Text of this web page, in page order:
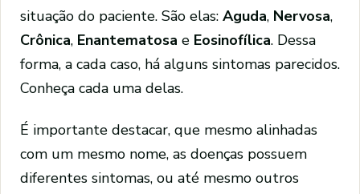
situação do paciente. São elas: Aguda, Nervosa,
Crônica, Enantematosa e Eosinofílica. Dessa
forma, a cada caso, há alguns sintomas parecidos.
Conheça cada uma delas.
É importante destacar, que mesmo alinhadas
com um mesmo nome, as doenças possuem
diferentes sintomas, ou até mesmo outros